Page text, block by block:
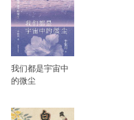
我们都是宇宙中
的微尘